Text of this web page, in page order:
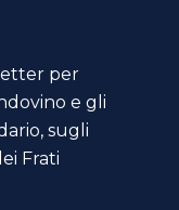
per
e gli
sugli
Frati